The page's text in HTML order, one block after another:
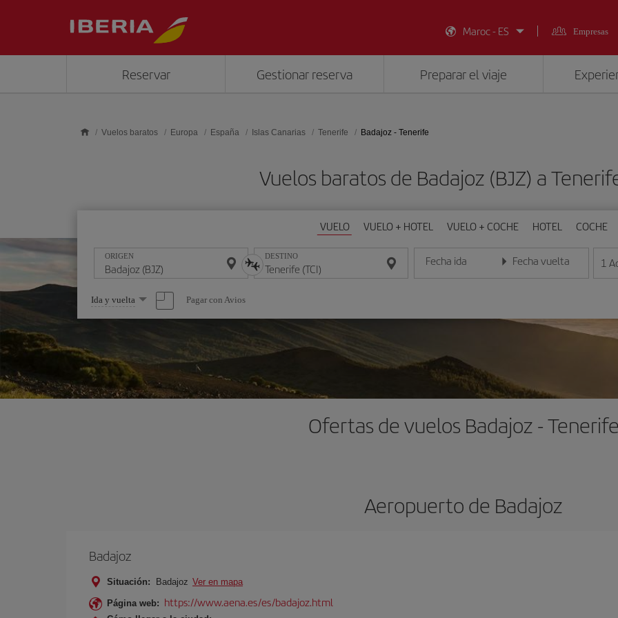
Maroc - ES
Empresas
Reservar Gestionar reserva Preparar el viaje
Vuelos baratos Europa España Islas Canarias Tenerife Badajoz - Tenerife
Vuelos baratos de Badajoz (BJZ) a
VUELO VUELO + HOTEL VUELO + COCHE HOTEL COCHE
ORIGEN DESTINO Fecha ida
Introduce la fecha en formato día/mes/año
Fecha vuelta
Introduce la fecha en 1
Seleccione
una
opción
Ida y vuelta Pagar con Avios
Ofertas de vuelos Badajoz -
Aeropuerto de Badajoz
Badajoz
Situación: Badajoz Ver en mapa
Página web: https://www.aena.es/es/badajoz.html